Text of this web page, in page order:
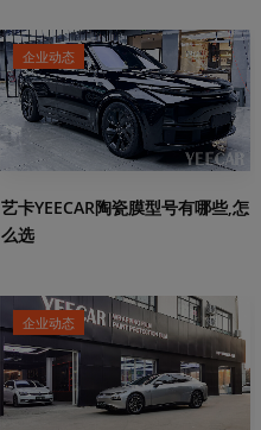
企业动态
艺卡YEECAR陶瓷膜型号有哪些,怎
么选
企业动态